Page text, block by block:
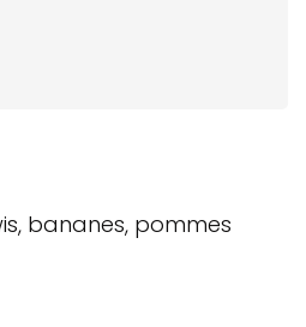
bananes, pommes